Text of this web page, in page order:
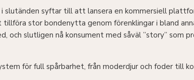
syftar till att lansera en kommersiell
stor bondenytta genom förenklingar i bland
och slutligen nå konsument med såväl ”story” som
för full spårbarhet, från moderdjur och foder till